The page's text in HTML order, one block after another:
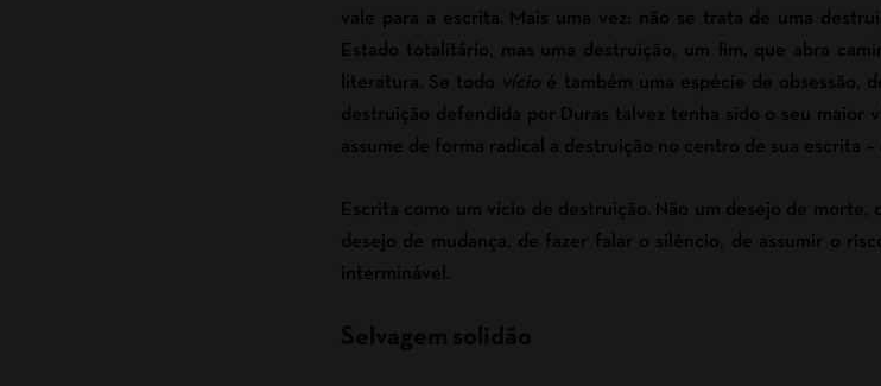
vale para a escrita. Mais uma vez: não se trata de uma
Estado totalitário, mas uma destruição, um fim, que abra
literatura. Se todo vício é também uma espécie de obsessão,
destruição defendida por Duras talvez tenha sido o seu maior
assume de forma radical a destruição no centro de sua escrita
Escrita como um vício de destruição. Não um desejo de morte,
desejo de mudança, de fazer falar o silêncio, de assumir o
interminável.